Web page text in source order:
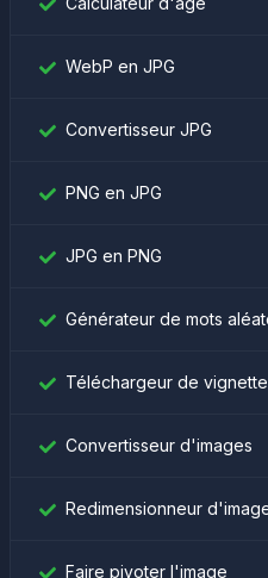
WebP en JPG
Convertisseur JPG
PNG en JPG
JPG en PNG
Générateur de mots
Téléchargeur de
Convertisseur d'images
Redimensionneur
Faire pivoter l'image